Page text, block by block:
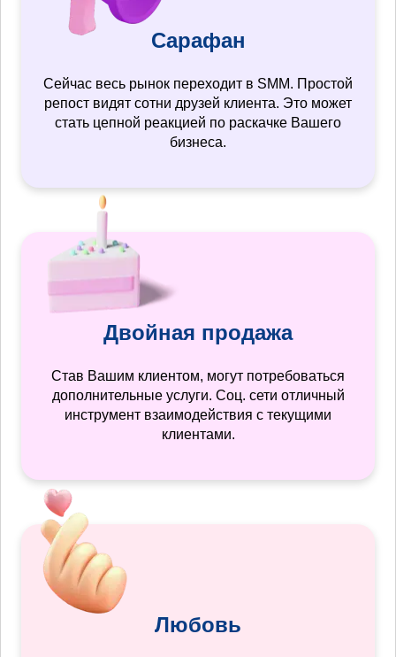
Сарафан
Сейчас весь рынок переходит в SMM. Простой
репост видят сотни друзей клиента. Это может
стать цепной реакцией по раскачке Вашего
бизнеса.
Двойная продажа
Став Вашим клиентом, могут потребоваться
дополнительные услуги. Соц. сети отличный
инструмент взаимодействия с текущими
клиентами.
Любовь